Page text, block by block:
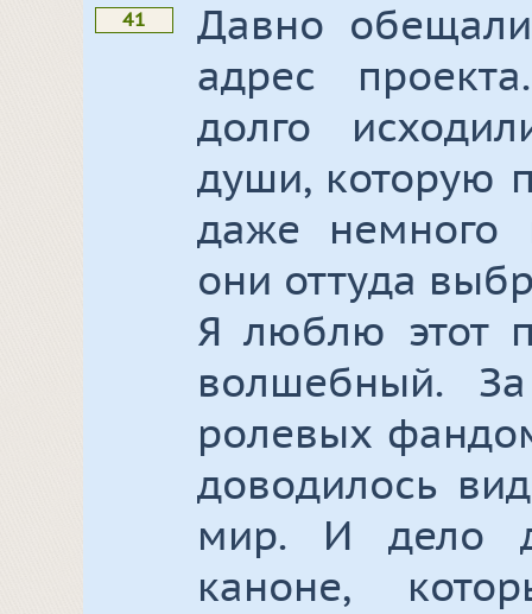
41
Давно
адрес
долго
души, которую
даже немного
они оттуда
Я люблю этот
волшебный.
ролевых
доводилось
мир. И дело
каноне,